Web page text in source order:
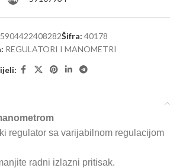
5904422408282Šifra: 40178
REGULATORI I MANOMETRI
regulator sa varijabilnom regulacijom
radni izlazni pritisak.